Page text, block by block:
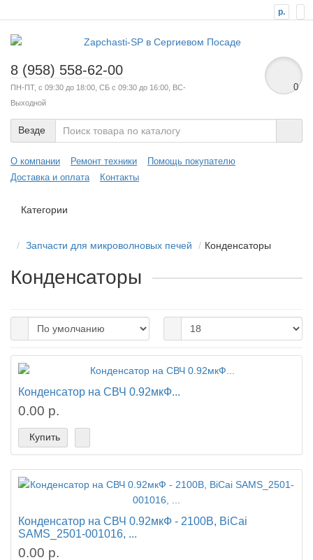
р.
8 (958) 558-62-00
ПН-ПТ, с 09:30 до 18:00, СБ с 09:30 до 16:00, ВС-
Выходной
0
Везде
О компании Ремонт техники
Помощь покупателю
Доставка и оплата
Контакты
Категории
Запчасти для микроволновых печей Конденсаторы
Конденсаторы
Конденсатор на СВЧ 0.92мкФ...
0.00 р.
Купить
Конденсатор на СВЧ 0.92мкФ - 2100В, BiCai
SAMS_2501-001016, ...
0.00 р.